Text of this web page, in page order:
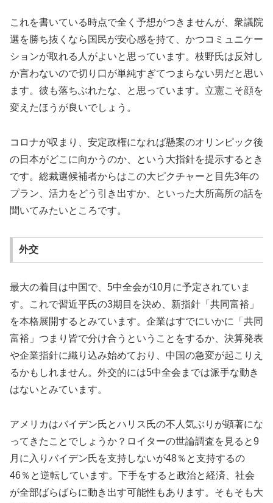
これを書いている時点で全く予想がつきませんが、衆議院
選を勝ち抜くなら国民が安心感を持て、かつコミュニケー
ションが取れる人がよいと思っています。枝野氏は反対し
か言わないので切り口が単純すぎてつまらない男だと思い
ます。彼も落ちぶれたな、と思っています。立憲こそ顔を
変えたほうが良いでしょう。
コロナが収まり、安定政権になれば懸案のオリンピック後
の日本がどこに向かうのか、という大指針を提示するとき
です。総裁選候補者からはこの大ピクチャーと目先3年の
プラン、活力をどう引き出すか、といった大所高所の話を
聞いてみたいところです。
外交
最大の着目は中国で、5中全会が10月に予定されていま
す。これで習近平氏の3期目を決め、新指針「共同富裕」
を本格展開するとみています。企業はすでにいかに「共同
富裕」つまり皆で分け合うということをするか、決算発表
や企業指針に織り込み始めており、中国の急変が起こりえ
るかもしれません。外交的には5中全会までは派手な動き
はないとみています。
アメリカはバイデン氏とハリス氏の不人気ぶりが顕著にな
ってきたことでしょうか？ロイターの世論調査を見ると9
月に入りバイデン氏を支持しないが48％と支持するの
46％と逆転しています。下手をすると政治と経済、社会
が全部ばらばらに動き出す可能性もあります。そもそも大